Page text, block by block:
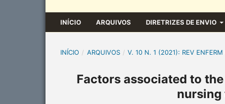
INÍCIO ARQUIVOS DIRETRIZES DE ENVIO
INÍCIO / ARQUIVOS / V. 10 N. 1 (2021): REV ENFERM
Factors associated to
nursing